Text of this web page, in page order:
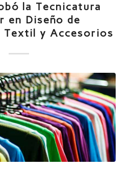
la Tecnicatura
en Diseño de
Textil y Accesorios